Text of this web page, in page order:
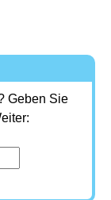
Geben Sie